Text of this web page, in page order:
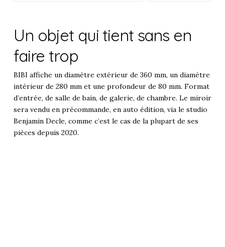
Un objet qui tient sans en
faire trop
BIBI affiche un diamètre extérieur de 360 mm, un diamètre
intérieur de 280 mm et une profondeur de 80 mm. Format
d’entrée, de salle de bain, de galerie, de chambre. Le miroir
sera vendu en précommande, en auto édition, via le studio
Benjamin Decle, comme c’est le cas de la plupart de ses
pièces depuis 2020.